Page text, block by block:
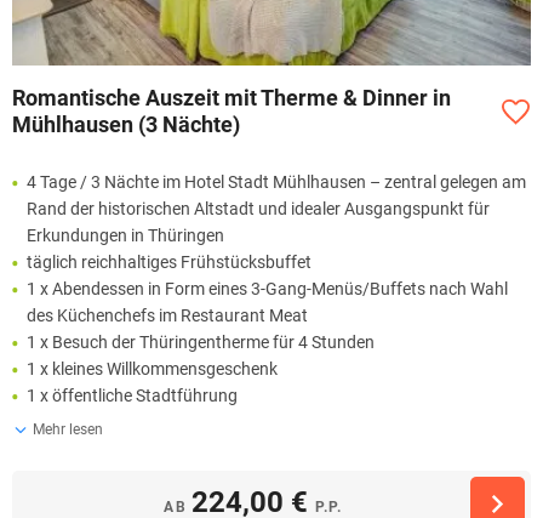
Romantische Auszeit mit Therme & Dinner in
Mühlhausen (3 Nächte)
4 Tage / 3 Nächte im Hotel Stadt Mühlhausen – zentral gelegen am
Rand der historischen Altstadt und idealer Ausgangspunkt für
Erkundungen in Thüringen
täglich reichhaltiges Frühstücksbuffet
1 x Abendessen in Form eines 3-Gang-Menüs/Buffets nach Wahl
des Küchenchefs im Restaurant Meat
1 x Besuch der Thüringentherme für 4 Stunden
1 x kleines Willkommensgeschenk
1 x öffentliche Stadtführung
Mehr lesen
AB 224,00 € P.P.